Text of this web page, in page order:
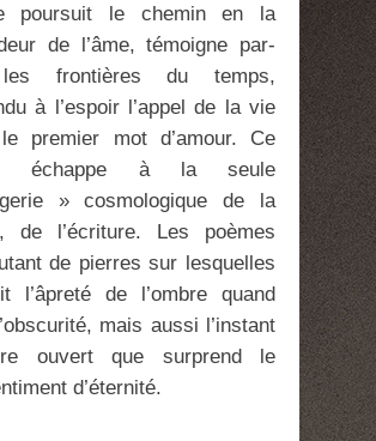
poursuit le chemin en la
de l’âme, témoigne par-
frontières du temps,
à l’espoir l’appel de la vie
premier mot d’amour. Ce
échappe à la seule
» cosmologique de la
de l’écriture. Les poèmes
de pierres sur lesquelles
l’âpreté de l’ombre quand
mais aussi l’instant
ouvert que surprend le
d’éternité.